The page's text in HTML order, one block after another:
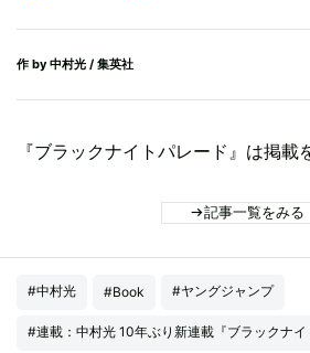
作 by 中村光 / 集英社
『ブラックナイトパレード』は掲載
記事一覧をみる
#中村光 #Book #ヤングジャンプ
#連載：中村光 10年ぶり新連載『ブラックナイ